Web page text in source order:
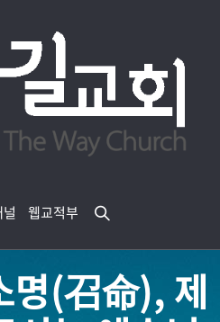
웹교적부
명(召命), 제